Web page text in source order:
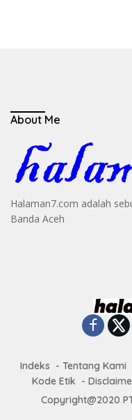
About Me
Halaman7.com adalah
Banda Aceh
Indeks Tentang Kami
Kode Etik
Copyright@2020